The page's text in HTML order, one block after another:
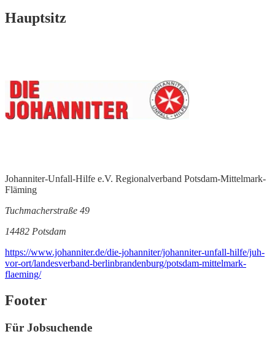
Hauptsitz
Johanniter-Unfall-Hilfe e.V. Regionalverband Potsdam-Mittelmark-
Fläming
Tuchmacherstraße 49
14482 Potsdam
https://www.johanniter.de/die-johanniter/johanniter-unfall-hilfe/juh-
vor-ort/landesverband-berlinbrandenburg/potsdam-mittelmark-
flaeming/
Footer
Für Jobsuchende